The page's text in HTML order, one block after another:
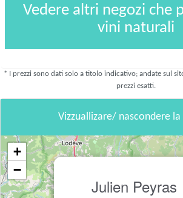
Vedere altri negozi che
vini naturali
* I prezzi sono dati solo a titolo indicativo; andate sul
prezzi esatti.
Vizzuallizare/ nascondere la
Julien Peyras
+
−